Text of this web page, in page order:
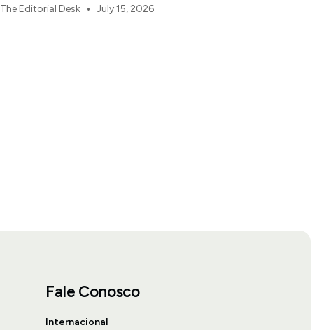
The Editorial Desk • July 15, 2026
Fale Conosco
Internacional